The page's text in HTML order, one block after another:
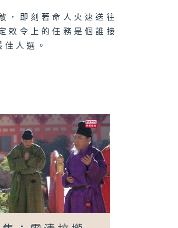
，即刻著命人火速送往
敕令上的任務是個誰接
人選。